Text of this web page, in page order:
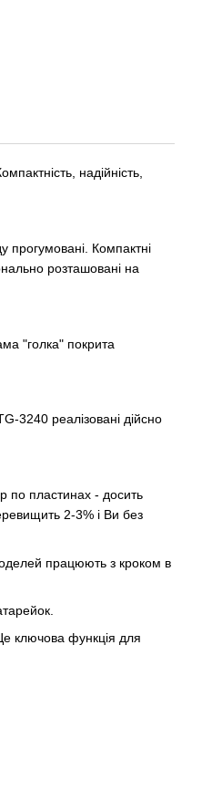
надійність,
прогумовані. Компактні
розташовані на
"голка" покрита
3240 реалізовані дійсно
по пластинах - досить
2-3% і Ви без
працюють з кроком в
ключова функція для